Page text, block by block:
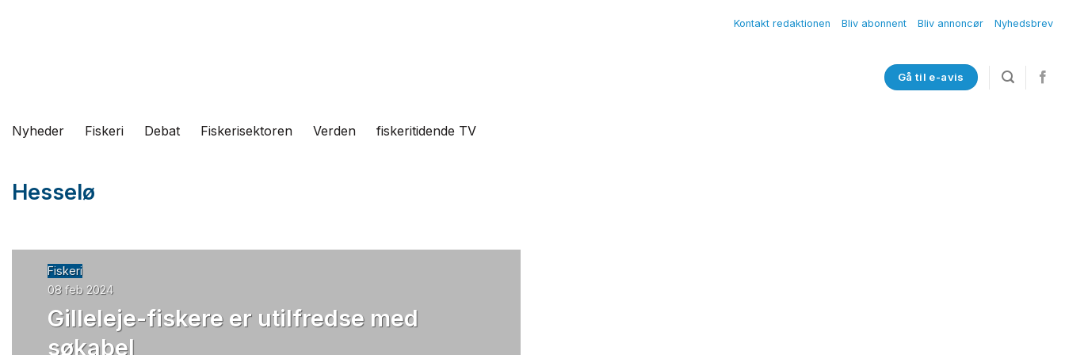
Kontakt redaktionen Bliv abonnent Bliv annoncør Nyhedsbrev
Gå til e-avis
Nyheder Fiskeri Debat Fiskerisektoren Verden fiskeritidende TV
Hesselø
Fiskeri
08 feb 2024
Gilleleje-fiskere er utilfredse med
søkabel